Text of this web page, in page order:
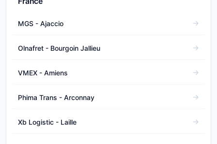
MGS - Ajaccio
Olnafret - Bourgoin Jallieu
VMEX - Amiens
Phima Trans - Arconnay
Xb Logistic - Laille